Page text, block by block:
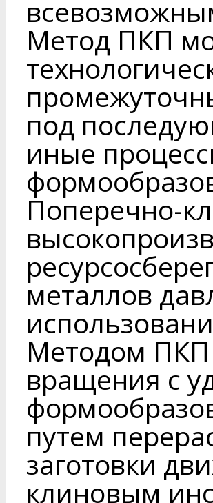
Метод ПКП
под
иные
Поперечно-
металлов
Методом ПКП
вращения с
путем
заготовки
клиновым